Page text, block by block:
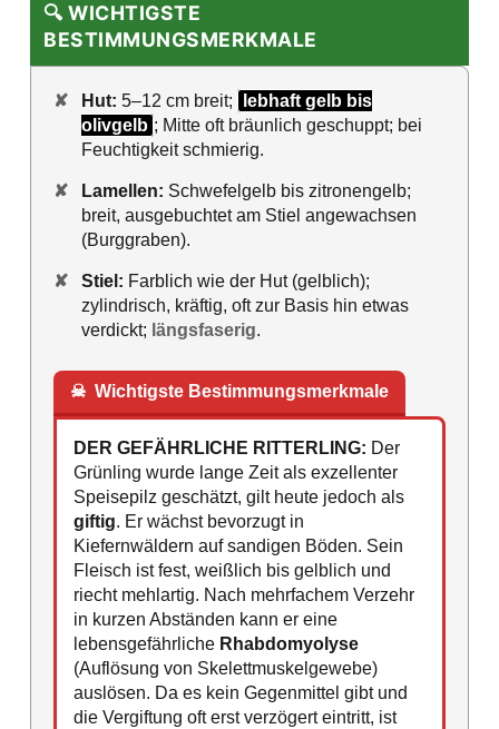
🔍 WICHTIGSTE
BESTIMMUNGSMERKMALE
✘ Hut: 5–12 cm breit;
lebhaft gelb bis
olivgelb ; Mitte oft bräunlich geschuppt; bei
Feuchtigkeit schmierig.
✘ Lamellen: Schwefelgelb bis zitronengelb;
breit, ausgebuchtet am Stiel angewachsen
(Burggraben).
✘ Stiel: Farblich wie der Hut (gelblich);
zylindrisch, kräftig, oft zur Basis hin etwas
verdickt; längsfaserig.
☠ Wichtigste Bestimmungsmerkmale
DER GEFÄHRLICHE RITTERLING: Der
Grünling wurde lange Zeit als exzellenter
Speisepilz geschätzt, gilt heute jedoch als
giftig. Er wächst bevorzugt in
Kiefernwäldern auf sandigen Böden. Sein
Fleisch ist fest, weißlich bis gelblich und
riecht mehlartig. Nach mehrfachem Verzehr
in kurzen Abständen kann er eine
lebensgefährliche Rhabdomyolyse
(Auflösung von Skelettmuskelgewebe)
auslösen. Da es kein Gegenmittel gibt und
die Vergiftung oft erst verzögert eintritt, ist